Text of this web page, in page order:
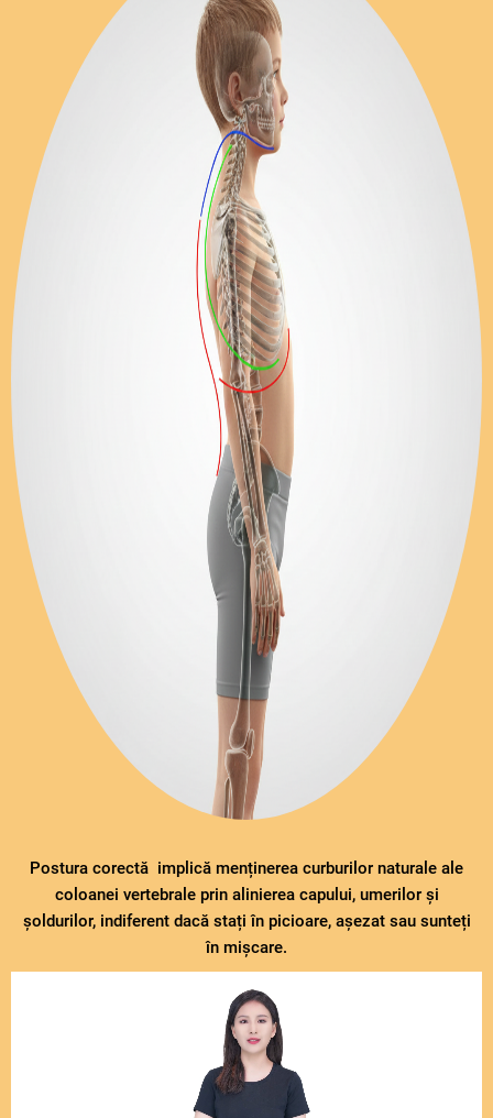
Postura corectă implică menținerea curburilor naturale ale
coloanei vertebrale prin alinierea capului, umerilor și
șoldurilor, indiferent dacă stați în picioare, așezat sau sunteți
în mișcare.